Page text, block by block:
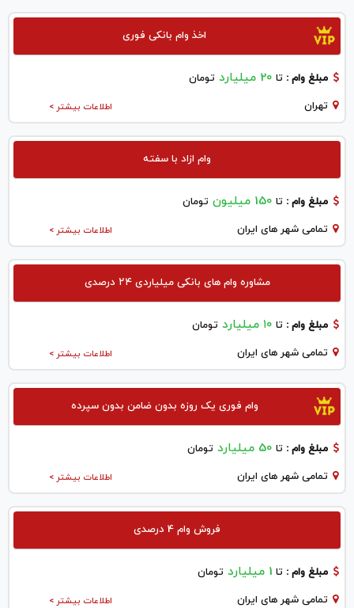
اخذ وام بانکی فوری
مبلغ وام : تا 20 میلیارد تومان
اطلاعات بیشتر > تهران
وام ازاد با سفته
مبلغ وام : تا 150 میلیون تومان
اطلاعات بیشتر > تمامی شهر های ایران
مشاوره وام های بانکی میلیاردی ۲۴ درصدی
مبلغ وام : تا ۱۰ میلیارد تومان
اطلاعات بیشتر > تمامی شهر های ایران
وام فوری یک روزه بدون ضامن بدون سپرده
مبلغ وام : تا 50 میلیارد تومان
اطلاعات بیشتر > تمامی شهر های ایران
فروش وام 4 درصدی
مبلغ وام : تا 1 میلیارد تومان
اطلاعات بیشتر > تمامی شهر های ایران